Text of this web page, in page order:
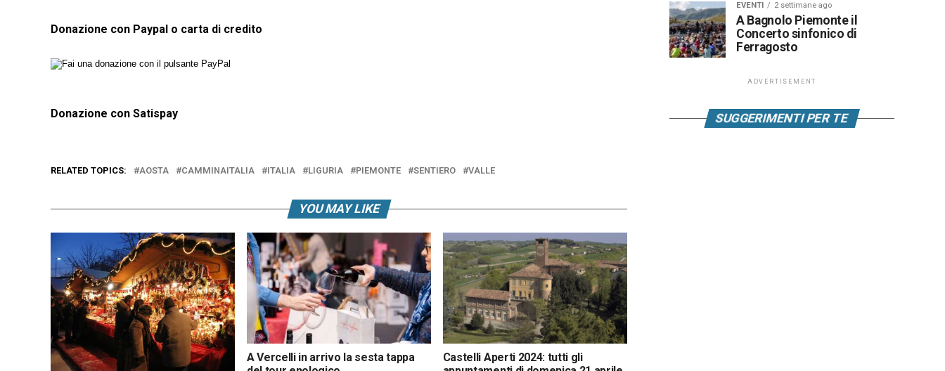
Donazione con Paypal o carta di credito
Donazione con Satispay
RELATED TOPICS: AOSTA CAMMINAITALIA ITALIA LIGURIA PIEMONTE SENTIERO VALLE
YOU MAY LIKE
A Vercelli in arrivo la sesta tappa
Castelli Aperti 2024: tutti gli
EVENTI 2 settimane ago
A Bagnolo Piemonte il
Concerto sinfonico di
Ferragosto
ADVERTISEMENT
SUGGERIMENTI PER TE